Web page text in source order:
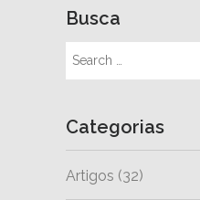
Busca
Categorias
Artigos (32)